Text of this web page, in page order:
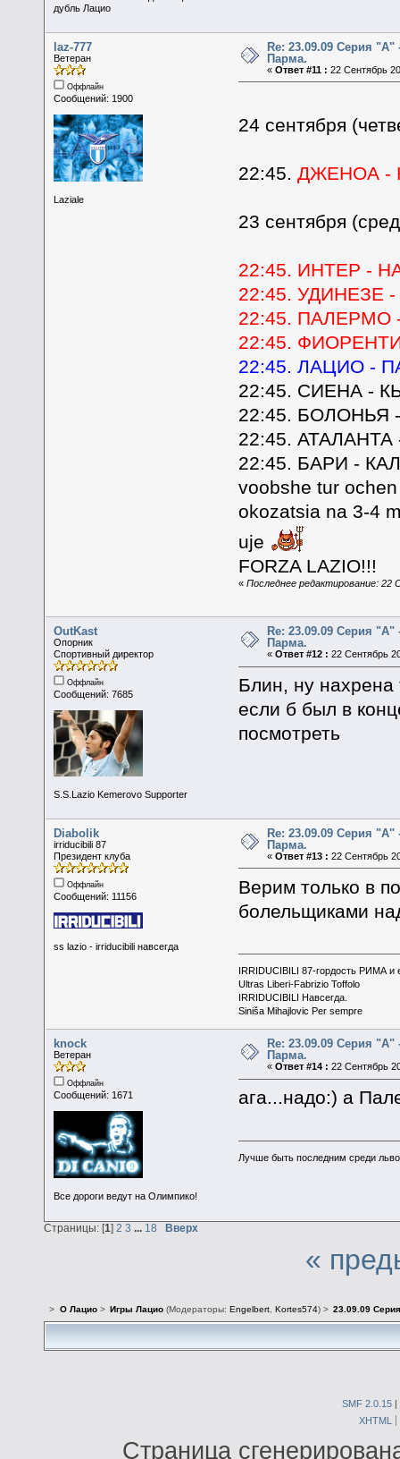
дубль Лацио
laz-777
Ветеран
Оффлайн
Сообщений: 1900
Laziale
Re: 23.09.09 Серия
Парма.
«Ответ #11 : 22 Сентябрь
24 сентября
22:45. ДЖЕНОА -
23 сентября
22:45. ИНТЕР -
22:45. УДИНЕЗЕ
22:45. ПАЛЕРМО
22:45.
22:45. ЛАЦИО -
22:45. СИЕНА -
22:45. БОЛОНЬЯ
22:45.
22:45. БАРИ -
voobshe tur
okozatsia na 3-4
uje
FORZA LAZIO!!!
« Последнее редактирование: 22
OutKast
Опорник
Спортивный директор
Оффлайн
Сообщений: 7685
S.S.Lazio Kemerovo Supporter
Re: 23.09.09 Серия
Парма.
«Ответ #12 : 22 Сентябрь
Блин, ну
если б был в
посмотреть
Diabolik
irriducibili 87
Президент клуба
Оффлайн
Сообщений: 11156
ss lazio - irriducibili навсегда
Re: 23.09.09 Серия
Парма.
«Ответ #13 : 22 Сентябрь
Верим только в
болельщиками
IRRIDUCIBILI 87-гордость РИМА и
Ultras Liberi-Fabrizio Toffolo
IRRIDUCIBILI Навсегда.
Siniša Mihajlovic Per sempre
knock
Ветеран
Оффлайн
Сообщений: 1671
Все дороги ведут на Олимпико!
Re: 23.09.09 Серия
Парма.
«Ответ #14 : 22 Сентябрь
ага...надо:) а
Лучше быть последним среди
Страницы: [1] 2 3 ... 18 Вверх
«
> О Лацио> Игры Лацио(Модераторы: Engelbert, Kortes574) > 23.09.09
SMF 2.0.15 |
XHTML
Страница